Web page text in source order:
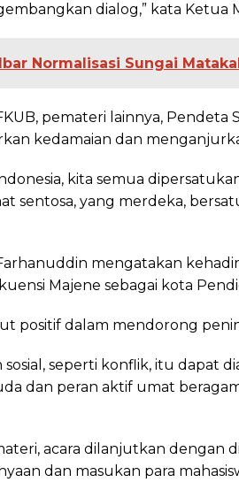
dialog,” kata Ketua
Normalisasi Sungai
pemateri lainnya, Pendeta
kedamaian dan
kita semua
sentosa, yang merdeka,
mengatakan
Majene sebagai kota
positif dalam mendorong
seperti konflik, itu dapat
dan peran aktif umat
acara dilanjutkan dengan
dan masukan para